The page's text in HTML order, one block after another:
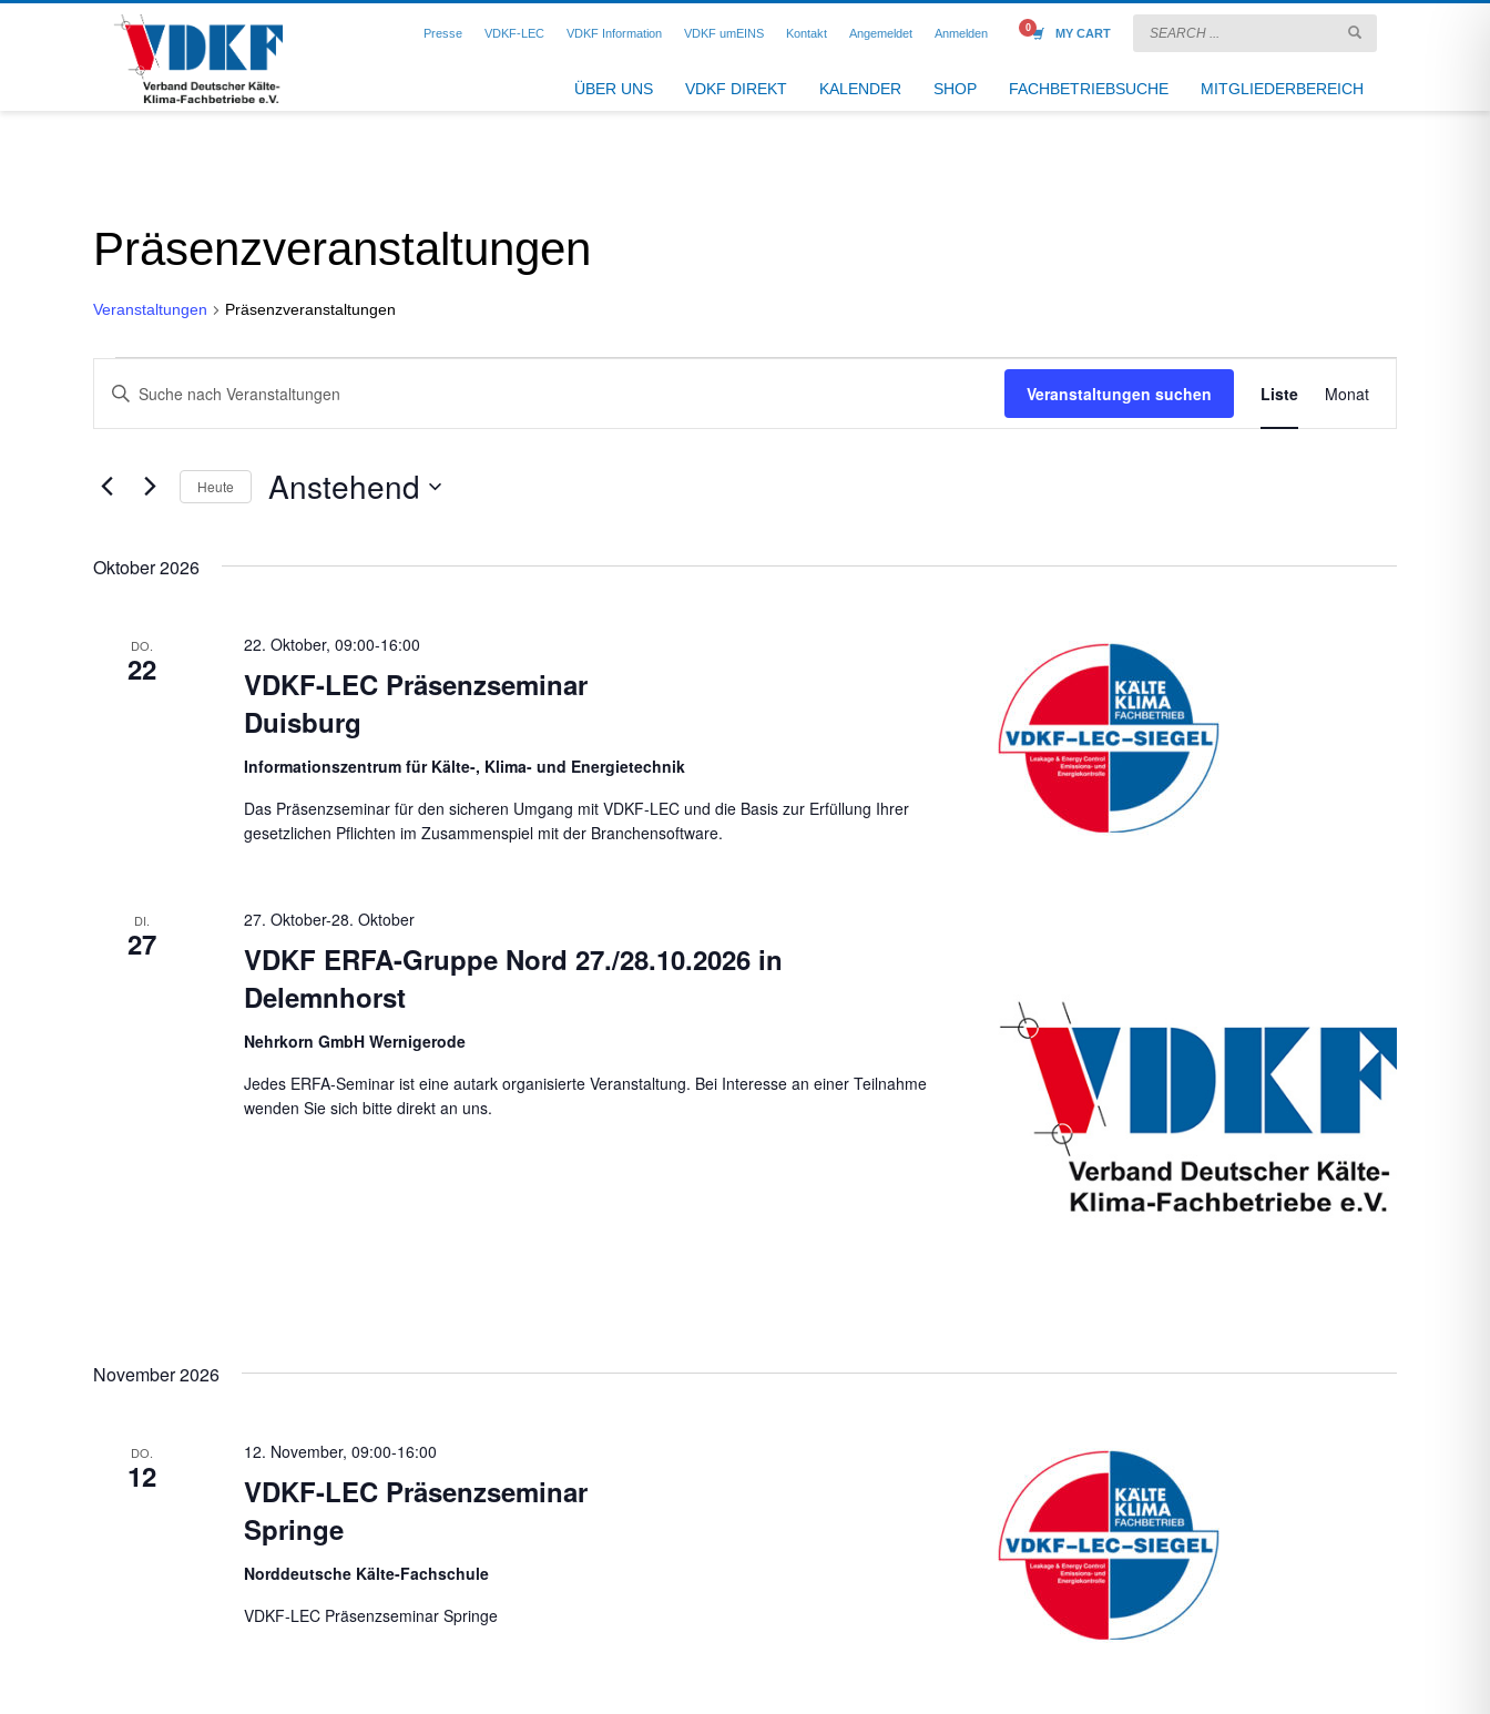
Presse VDKF-LEC VDKF Information VDKF umEINS Kontakt Angemeldet Anmelden MY CART
ÜBER UNS VDKF DIREKT KALENDER SHOP FACHBETRIEBSUCHE MITGLIEDERBEREICH
Präsenzveranstaltungen
Veranstaltungen Präsenzveranstaltungen
Veranstaltungen
Veranstaltungen
Such-
und
Ansichtennavigation
Geben
Das
Suche
Veranstaltungen suchen
Ansichten-
Liste Monat
Heute Anstehend
Oktober 2026
DO.
22
VDKF-LEC Präsenzseminar
Duisburg
22. Oktober, 09:00-16:00
Informationszentrum für Kälte-, Klima- und Energietechnik
Das Präsenzseminar für den sicheren Umgang mit VDKF-LEC und die Basis zur Erfüllung Ihrer
gesetzlichen Pflichten im Zusammenspiel mit der Branchensoftware.
DI.
27
VDKF ERFA-Gruppe Nord 27./28.10.2026 in
Delemnhorst
27. Oktober-28. Oktober
Nehrkorn GmbH Wernigerode
Jedes ERFA-Seminar ist eine autark organisierte Veranstaltung. Bei Interesse an einer Teilnahme
wenden Sie sich bitte direkt an uns.
November 2026
DO.
12
VDKF-LEC Präsenzseminar
Springe
12. November, 09:00-16:00
Norddeutsche Kälte-Fachschule
VDKF-LEC Präsenzseminar Springe